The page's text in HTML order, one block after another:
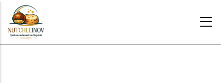
Passar para o conteúdo principal